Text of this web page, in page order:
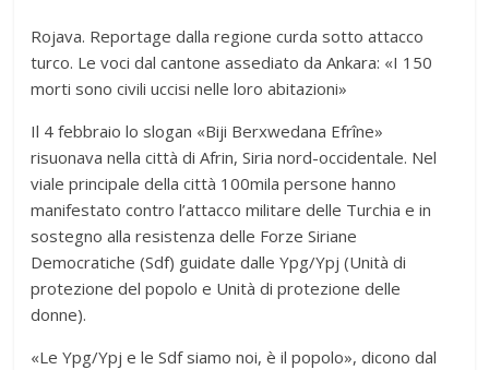
Rojava. Reportage dalla regione curda sotto attacco
turco. Le voci dal cantone assediato da Ankara: «I 150
morti sono civili uccisi nelle loro abitazioni»
Il 4 febbraio lo slogan «Biji Berxwedana Efrîne»
risuonava nella città di Afrin, Siria nord-occidentale. Nel
viale principale della città 100mila persone hanno
manifestato contro l’attacco militare delle Turchia e in
sostegno alla resistenza delle Forze Siriane
Democratiche (Sdf) guidate dalle Ypg/Ypj (Unità di
protezione del popolo e Unità di protezione delle
donne).
«Le Ypg/Ypj e le Sdf siamo noi, è il popolo», dicono dal